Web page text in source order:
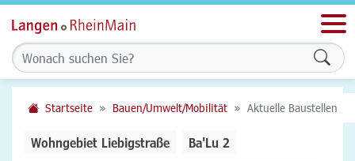
Startseite Bauen/Umwelt/Mobilität Aktuelle Baustellen
Wohngebiet Liebigstraße Ba'Lu 2